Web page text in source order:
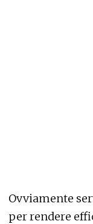
Ovviamente
per rendere